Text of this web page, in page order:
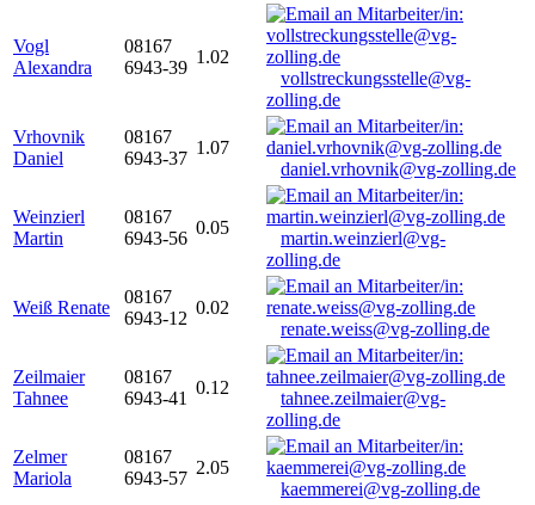
Vogl
Alexandra
08167
6943-39
1.02
vollstreckungsstelle@vg-
zolling.de
Vrhovnik
Daniel
08167
6943-37
1.07
daniel.vrhovnik@vg-zolling.de
Weinzierl
Martin
08167
6943-56
0.05
martin.weinzierl@vg-
zolling.de
Weiß Renate
08167
6943-12
0.02
renate.weiss@vg-zolling.de
Zeilmaier
Tahnee
08167
6943-41
0.12
tahnee.zeilmaier@vg-
zolling.de
Zelmer
Mariola
08167
6943-57
2.05
kaemmerei@vg-zolling.de